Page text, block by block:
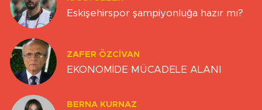
Eskişehirspor şampiyonluğa hazır mı?
ZAFER ÖZCIVAN
EKONOMİDE MÜCADELE ALANI
BERNA KURNAZ